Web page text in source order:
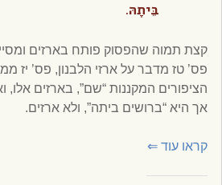
בֵּיתָהּ.
קצת תמוה שהפסוק פותח בארזים
פס’ טז מדבר על ארזי הלבנון, פס’ יז
הציפורים המקננות “שם”, בארזים אלו,
אך היא “ברושים ביתה”, ולא ארזים.
קראו עוד⇐